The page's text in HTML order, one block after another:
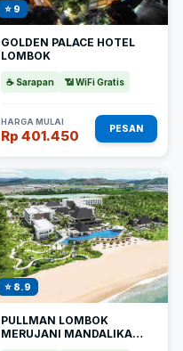
⭐ 9
GOLDEN PALACE HOTEL
LOMBOK
☕ Sarapan 📶 WiFi Gratis
HARGA MULAI
Rp 401.450 PESAN
⭐ 8.9
PULLMAN LOMBOK
MERUJANI MANDALIKA